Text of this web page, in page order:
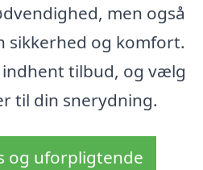
men også
sikkerhed og komfort.
tilbud, og vælg
til din snerydning.
og uforpligtende